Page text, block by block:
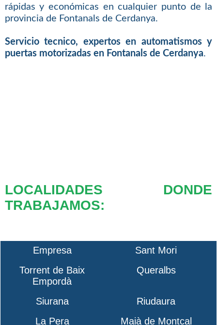
rápidas y económicas en cualquier punto de la
provincia de Fontanals de Cerdanya.
Servicio tecnico, expertos en automatismos y
puertas motorizadas en Fontanals de Cerdanya.
LOCALIDADES DONDE
TRABAJAMOS:
Empresa
Sant Mori
Torrent de Baix
Empordà
Queralbs
Siurana
Riudaura
La Pera
Maià de Montcal